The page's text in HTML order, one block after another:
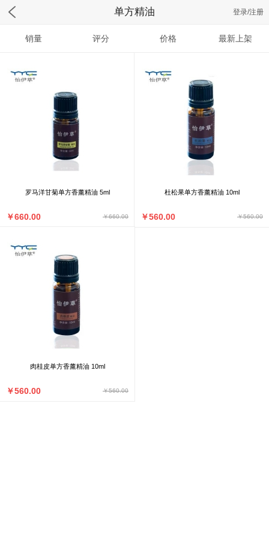
单方精油 登录/注册
销量 评分 价格 最新上架
罗马洋甘菊单方香薰精油 5ml
￥660.00
￥660.00
杜松果单方香薰精油 10ml
￥560.00
￥560.00
肉桂皮单方香薰精油 10ml
￥560.00
￥560.00